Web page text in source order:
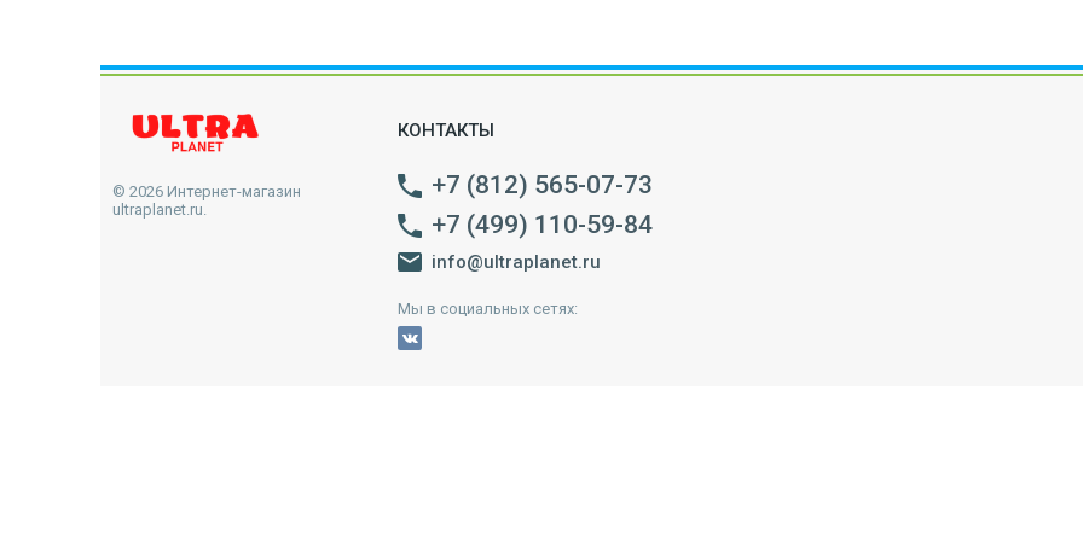
© 2026 Интернет-магазин
ultraplanet.ru.
КОНТАКТЫ
+7 (812) 565-07-73
+7 (499) 110-59-84
info@ultraplanet.ru
Мы в социальных сетях: